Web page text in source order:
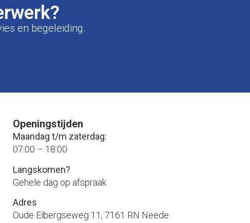
en begeleiding.
Openingstijden
Maandag t/m zaterdag:
07:00 – 18:00
Langskomen?
Gehele dag op afspraak
Adres
Oude Eibergseweg 11, 7161 RN Neede